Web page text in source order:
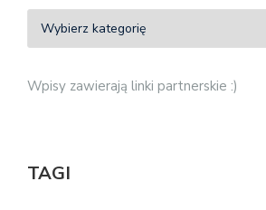
Wpisy zawierają linki partnerskie :)
TAGI